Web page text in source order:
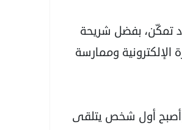
تمكّن، بفضل شريحة
وممارسة
وأصبح أول شخص يتلقى